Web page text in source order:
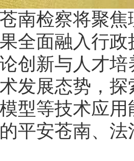
南检察将聚
全面融入行
创新与人才
发展态势，
型等技术应
平安苍南、